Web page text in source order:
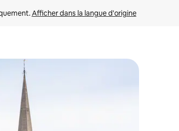
Afficher dans la langue d'origine